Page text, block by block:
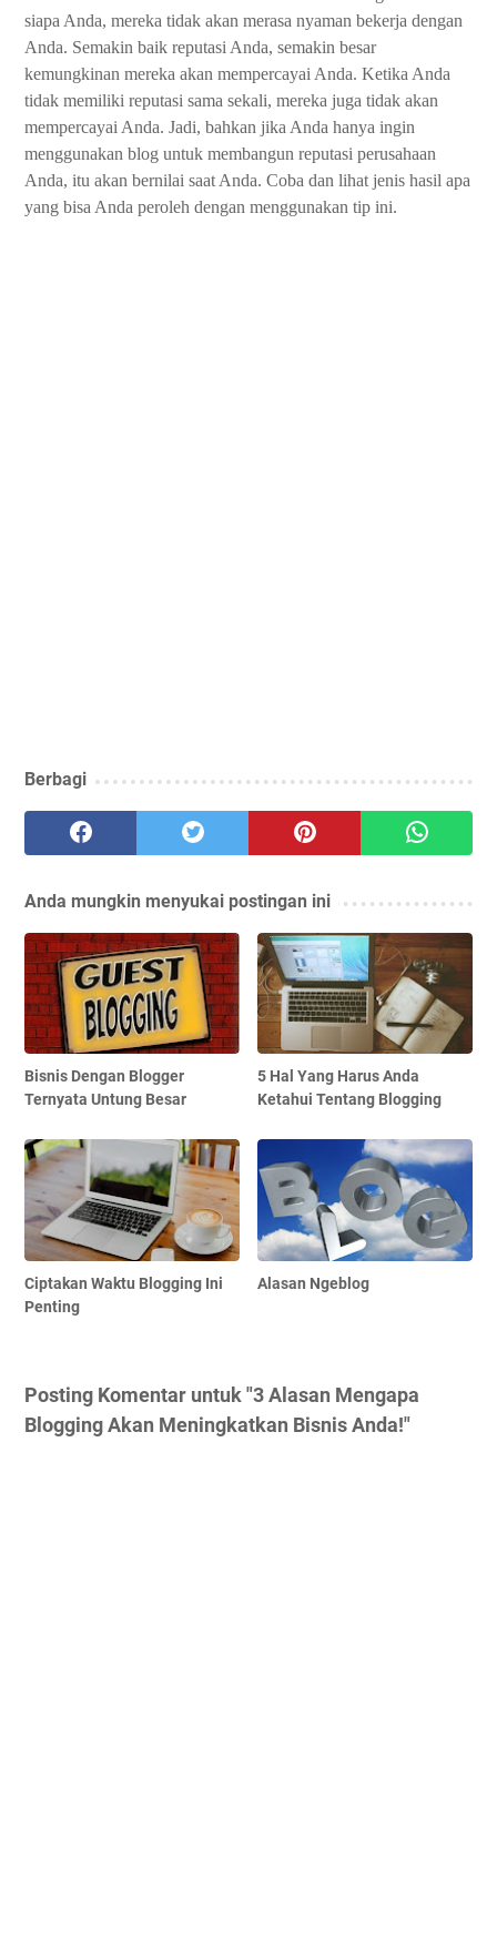
siapa Anda, mereka tidak akan merasa nyaman bekerja dengan
Anda. Semakin baik reputasi Anda, semakin besar
kemungkinan mereka akan mempercayai Anda. Ketika Anda
tidak memiliki reputasi sama sekali, mereka juga tidak akan
mempercayai Anda. Jadi, bahkan jika Anda hanya ingin
menggunakan blog untuk membangun reputasi perusahaan
Anda, itu akan bernilai saat Anda. Coba dan lihat jenis hasil apa
yang bisa Anda peroleh dengan menggunakan tip ini.
Berbagi
Anda mungkin menyukai postingan ini
Bisnis Dengan Blogger
Ternyata Untung Besar
5 Hal Yang Harus Anda
Ketahui Tentang Blogging
Ciptakan Waktu Blogging Ini
Penting
Alasan Ngeblog
Posting Komentar untuk "3 Alasan Mengapa
Blogging Akan Meningkatkan Bisnis Anda!"